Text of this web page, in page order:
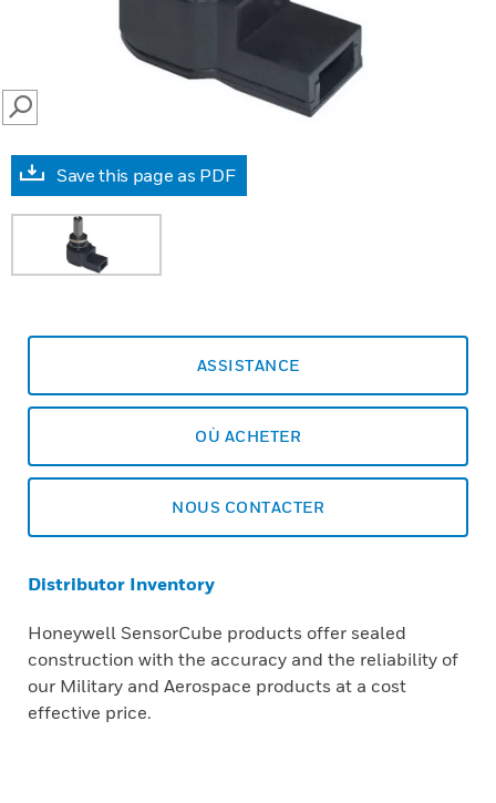
SEARCH
Save this page as PDF
ASSISTANCE
OÙ ACHETER
NOUS CONTACTER
Distributor Inventory
Honeywell SensorCube products offer sealed
construction with the accuracy and the reliability of
our Military and Aerospace products at a cost
effective price.